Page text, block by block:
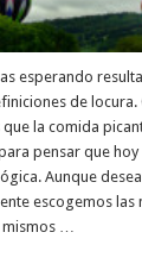
esperando
de
la comida
pensar que
Aunque
escogemos las
…